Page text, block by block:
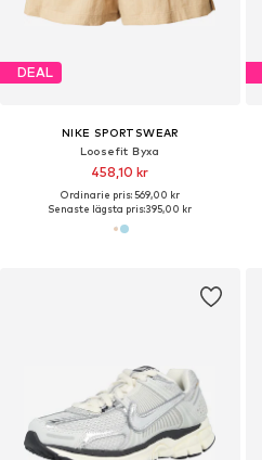
DEAL
NIKE SPORTSWEAR
Loosefit Byxa
458,10 kr
Ordinarie pris: 569,00 kr
Senaste lägsta pris:395,00 kr